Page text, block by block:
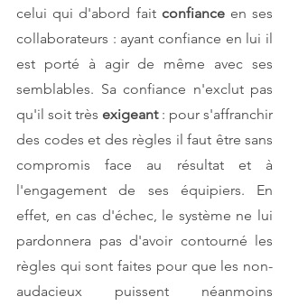
celui qui d'abord fait confiance en ses
collaborateurs : ayant confiance en lui il
est porté à agir de même avec ses
semblables. Sa confiance n'exclut pas
qu'il soit très exigeant : pour s'affranchir
des codes et des règles il faut être sans
compromis face au résultat et à
l'engagement de ses équipiers. En
effet, en cas d'échec, le système ne lui
pardonnera pas d'avoir contourné les
règles qui sont faites pour que les non-
audacieux puissent néanmoins